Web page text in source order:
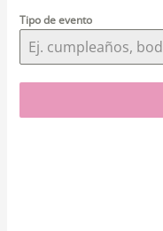
Tipo de evento